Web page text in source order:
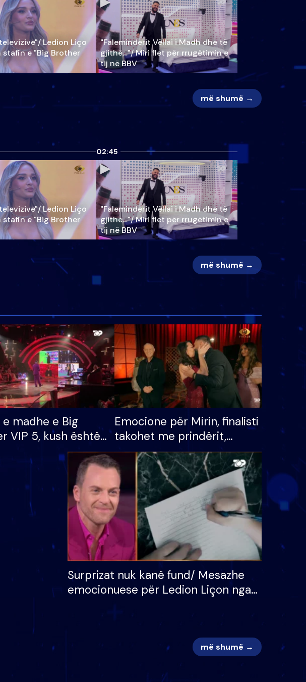
Ledion Liço
stafin e "Big Brother
"Faleminderit Vëllai i Madh dhe të
gjithë…"/ Miri flet për rrugëtimin e
tij në BBV
më shumë →
Ledion Liço
stafin e "Big Brother
02:45
"Faleminderit Vëllai i Madh dhe të
gjithë…"/ Miri flet për rrugëtimin e
tij në BBV
më shumë →
e madhe e Big
VIP 5, kush është
i parë që lë shtëpinë
mundësinë për
çmimin e madh
Emocione për Mirin, finalisti
takohet me prindërit,
vajzën dhe bashkëshorten:
S’kemi ndonjë letër divorci
apo jo?
Surprizat nuk kanë fund/ Mesazhe
emocionuese për Ledion Liçon nga
më shumë →